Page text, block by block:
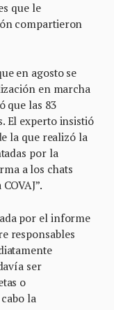
que le
compartieron
en agosto se
en marcha
que las 83
El experto insistió
la que realizó la
por la
a los chats
por el informe
responsables
ser
o
la